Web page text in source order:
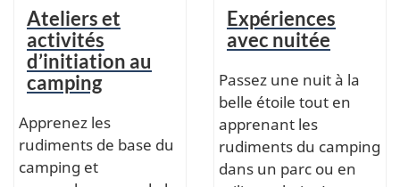
Ateliers et
activités
d’initiation au
camping
Apprenez les
rudiments de base du
camping et
Expériences
avec nuitée
Passez une nuit à la
belle étoile tout en
apprenant les
rudiments du camping
dans un parc ou en